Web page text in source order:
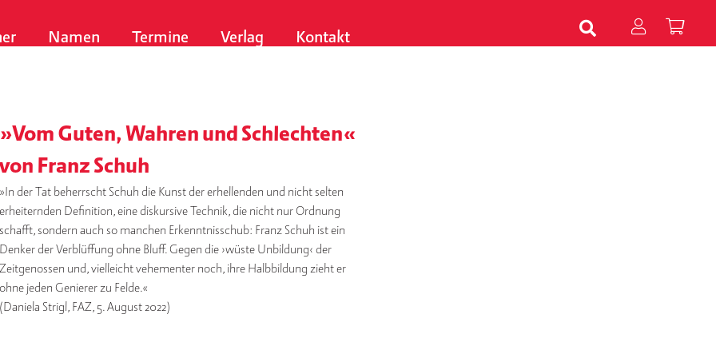
Namen Termine Verlag Kontakt
»Vom Guten, Wahren und Schlechten«
von Franz Schuh
»In der Tat beherrscht Schuh die Kunst der erhellenden und nicht selten
erheiternden Definition, eine diskursive Technik, die nicht nur Ordnung
schafft, sondern auch so manchen Erkenntnisschub: Franz Schuh ist ein
Denker der Verblüffung ohne Bluff. Gegen die ›wüste Unbildung‹ der
Zeitgenossen und, vielleicht vehementer noch, ihre Halbbildung zieht er
ohne jeden Genierer zu Felde.«
(Daniela Strigl, FAZ, 5. August 2022)